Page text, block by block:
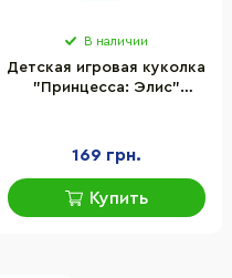
В наличии
Детская игровая куколка
"Принцесса: Элис"
169 грн.
Купить